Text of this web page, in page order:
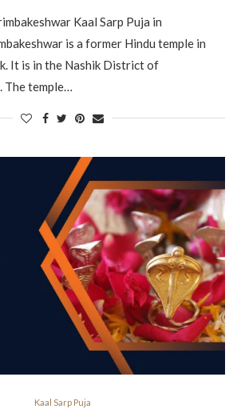
Kaal Sarp Puja in
is a former Hindu temple in
It is in the Nashik District of
The temple…
Kaal Sarp Puja